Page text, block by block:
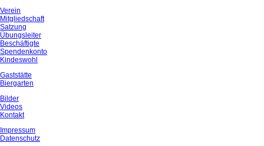
Verein
Mitgliedschaft
Satzung
Übungsleiter
Beschäftigte
Spendenkonto
Kindeswohl
Gaststätte
Biergarten
Bilder
Videos
Kontakt
Impressum
Datenschutz